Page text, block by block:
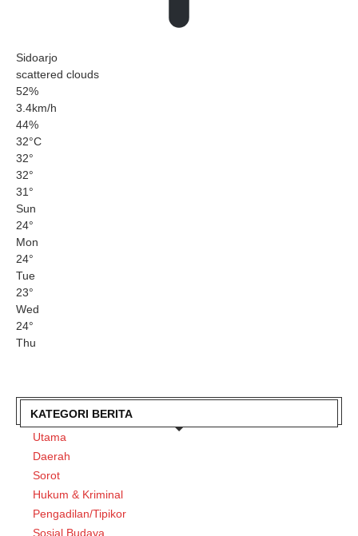
Sidoarjo
scattered clouds
52%
3.4km/h
44%
32°C
32°
32°
31 °
Sun
24°
Mon
24°
Tue
23°
Wed
24°
Thu
KATEGORI BERITA
Utama
Daerah
Sorot
Hukum & Kriminal
Pengadilan/Tipikor
Sosial Budaya